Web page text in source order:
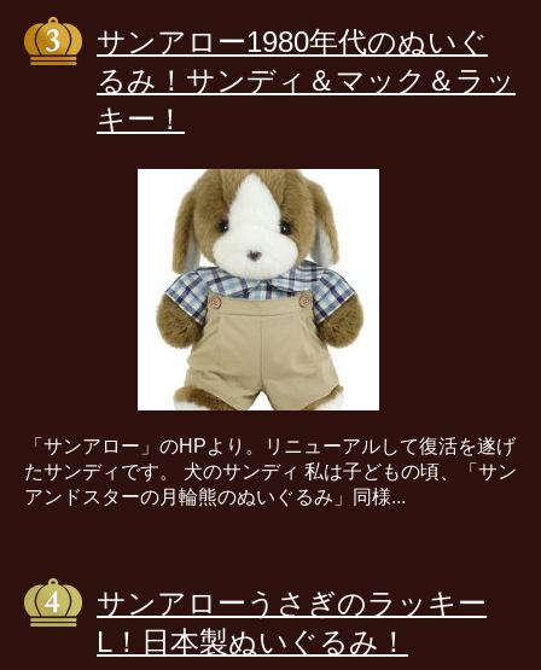
サンアロー1980年代のぬいぐ
るみ！サンディ＆マック＆ラッ
キー！
「サンアロー」のHPより。リニューアルして復活を遂げ
たサンディです。 犬のサンディ 私は子どもの頃、「サン
アンドスターの月輪熊のぬいぐるみ」同様...
サンアローうさぎのラッキー
L！日本製ぬいぐるみ！